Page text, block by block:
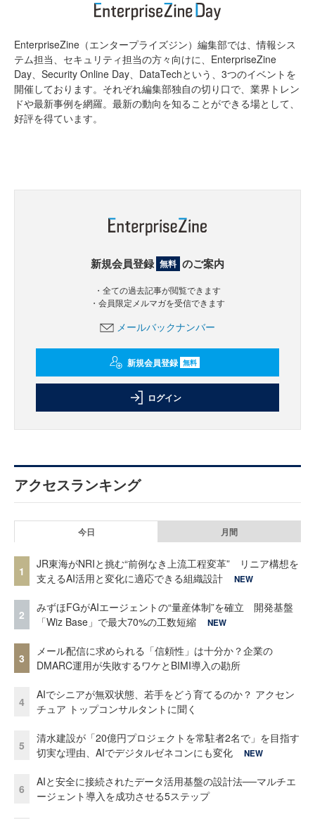
EnterpriseZine（エンタープライズジン）編集部では、情報シス
テム担当、セキュリティ担当の方々向けに、EnterpriseZine
Day、Security Online Day、DataTechという、3つのイベントを
開催しております。それぞれ編集部独自の切り口で、業界トレン
ドや最新事例を網羅。最新の動向を知ることができる場として、
好評を得ています。
新規会員登録 無料 のご案内
・全ての過去記事が閲覧できます
・会員限定メルマガを受信できます
メールバックナンバー
新規会員登録 無料
ログイン
アクセスランキング
今日 月間
1
JR東海がNRIと挑む“前例なき上流工程変革” リニア構想を
支えるAI活用と変化に適応できる組織設計
NEW
2
みずほFGがAIエージェントの“量産体制”を確立 開発基盤
「Wiz Base」で最大70%の工数短縮
NEW
3
メール配信に求められる「信頼性」は十分か？企業の
DMARC運用が失敗するワケとBIMI導入の勘所
4
AIでシニアが無双状態、若手をどう育てるのか？ アクセン
チュア トップコンサルタントに聞く
5
清水建設が「20億円プロジェクトを常駐者2名で」を目指す
切実な理由、AIでデジタルゼネコンにも変化
NEW
6
AIと安全に接続されたデータ活用基盤の設計法──マルチエ
ージェント導入を成功させる5ステップ